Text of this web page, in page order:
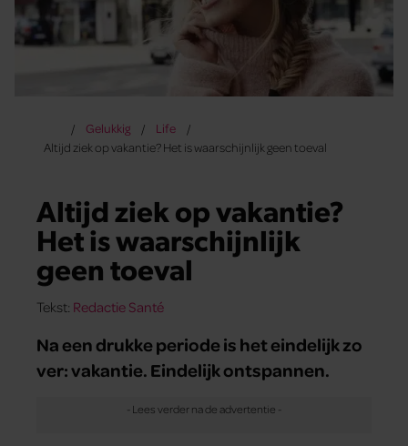
Gelukkig
Life
Altijd ziek op vakantie? Het is waarschijnlijk geen toeval
Altijd ziek op vakantie?
Het is waarschijnlijk
geen toeval
Tekst: Redactie Santé
Na een drukke periode is het eindelijk zo
ver: vakantie. Eindelijk ontspannen.